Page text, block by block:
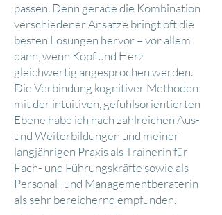
passen. Denn gerade die Kombination
verschiedener Ansätze bringt oft die
besten Lösungen hervor – vor allem
dann, wenn Kopf und Herz
gleichwertig angesprochen werden.
Die Verbindung kognitiver Methoden
mit der intuitiven, gefühlsorientierten
Ebene habe ich nach zahlreichen Aus-
und Weiterbildungen und meiner
langjährigen Praxis als Trainerin für
Fach- und Führungskräfte sowie als
Personal- und Managementberaterin
als sehr bereichernd empfunden.